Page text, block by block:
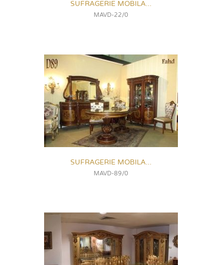
SUFRAGERIE MOBILA...
MAVD-22/0
SUFRAGERIE MOBILA...
MAVD-89/0